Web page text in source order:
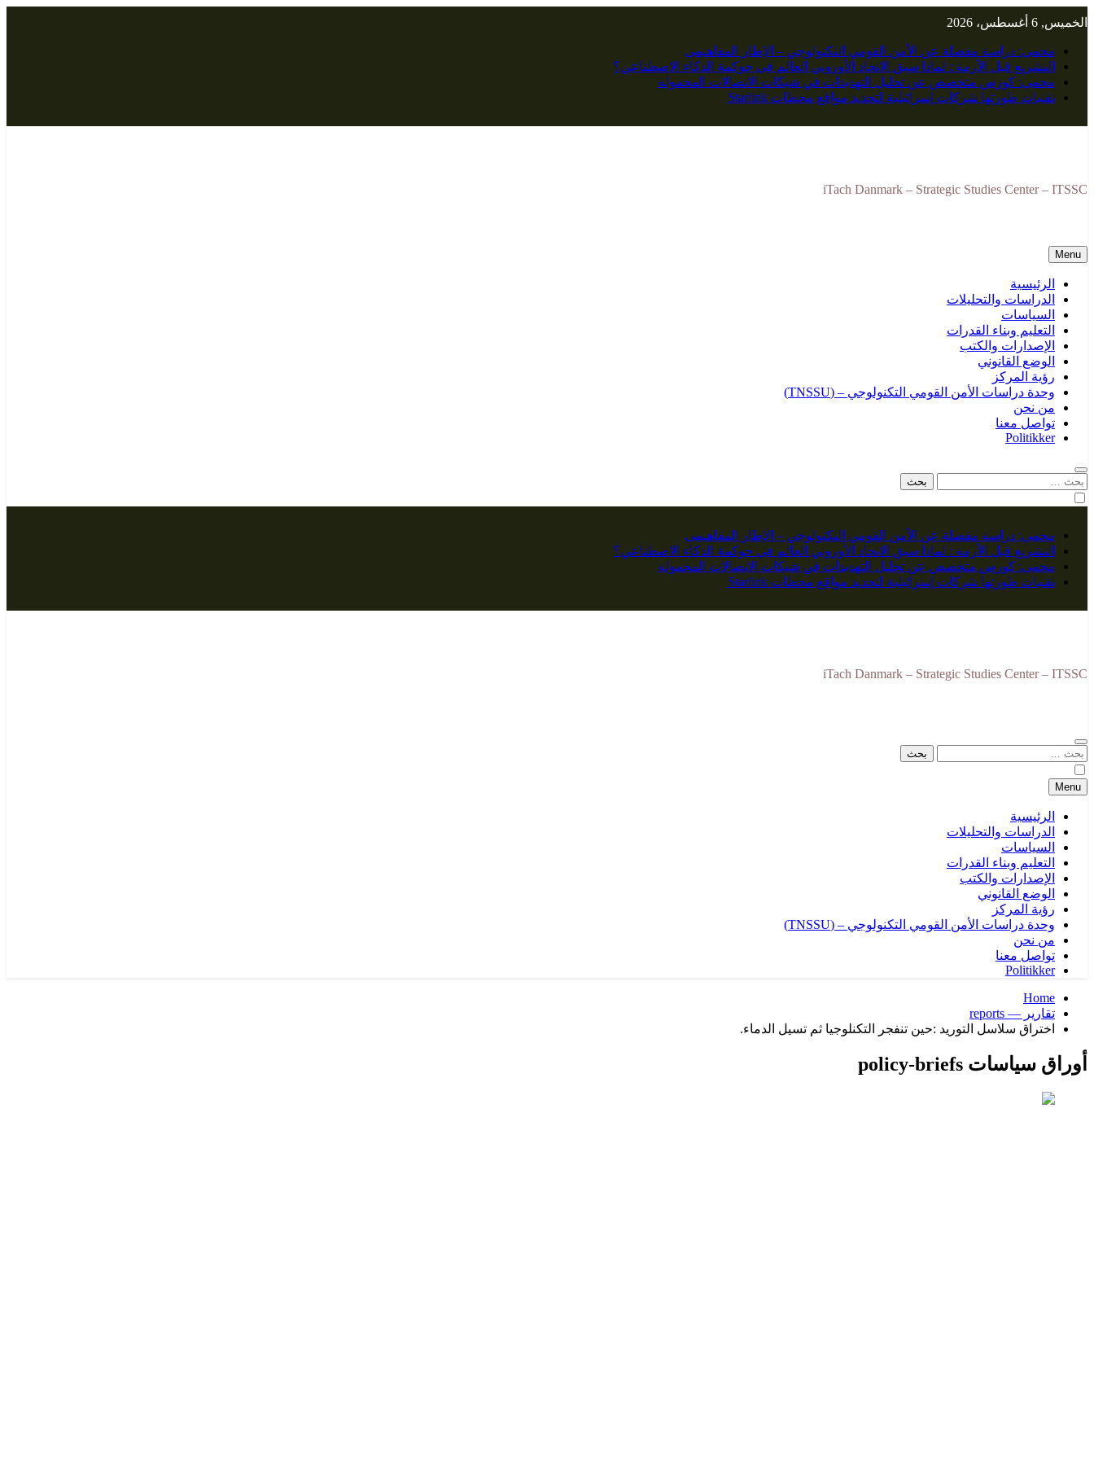
toالخميس, 6 أغسطس، 2026
محمي: دراسة مفصلة عن الأمن القومي التكنولوجي – الإطار المفاهيمي
التشريع قبل الأزمة : لماذا سبق الاتحاد الأوروبي العالم في حوكمة الذكاء الاصطناعي؟
محمي: كورس متخصص عن تحليل التهديدات في شبكات الاتصالات المحمولة
تقنيات طورتها شركات إسرائيلية لتحديد مواقع محطات Starlink
iTach Danmark – Strategic Studies Center – ITSSC
Menu
الرئيسية
الدراسات والتحليلات
السياسات
التعليم وبناء القدرات
الإصدارات والكتب
الوضع القانوني
رؤية المركز
وحدة دراسات الأمن القومي التكنولوجي – (TNSSU)
من نحن
تواصل معنا
Politikker
البحث
عن:
محمي: دراسة مفصلة عن الأمن القومي التكنولوجي – الإطار المفاهيمي
التشريع قبل الأزمة : لماذا سبق الاتحاد الأوروبي العالم في حوكمة الذكاء الاصطناعي؟
محمي: كورس متخصص عن تحليل التهديدات في شبكات الاتصالات المحمولة
تقنيات طورتها شركات إسرائيلية لتحديد مواقع محطات Starlink
iTach Danmark – Strategic Studies Center – ITSSC
البحث
عن:
Menu
الرئيسية
الدراسات والتحليلات
السياسات
التعليم وبناء القدرات
الإصدارات والكتب
الوضع القانوني
رؤية المركز
وحدة دراسات الأمن القومي التكنولوجي – (TNSSU)
من نحن
تواصل معنا
Politikker
Home
تقارير — reports
اختراق سلاسل التوريد :حين تنفجر التكنلوجيا ثم تسيل الدماء.
أوراق سياسات policy-briefs